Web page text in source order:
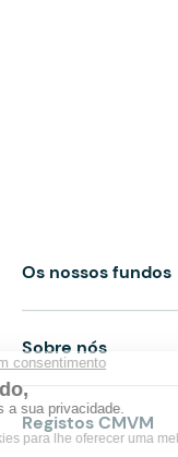
Os nossos fundos
Sobre nós
Registos CMVM